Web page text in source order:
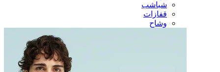
شباشب
قفازات
وشاح